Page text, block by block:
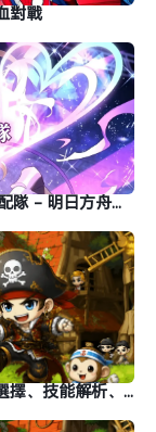
對戰
梨諾全方位養成攻略，技能、配裝、武器&配隊 - 明日方舟：終末地
《新楓之谷：經典版》海盜養成攻略-轉職選擇、技能解析、裝備推薦